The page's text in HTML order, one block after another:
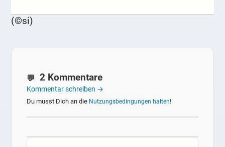
(©si)
2 Kommentare
Kommentar schreiben →
Du musst Dich an die Nutzungsbedingungen halten!